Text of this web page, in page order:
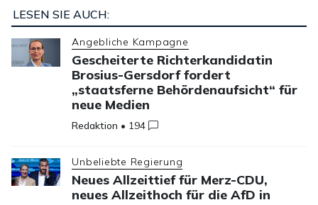
LESEN SIE AUCH:
Angebliche Kampagne
Gescheiterte Richterkandidatin
Brosius-Gersdorf fordert
„staatsferne Behördenaufsicht“ für
neue Medien
Redaktion • 194
Unbeliebte Regierung
Neues Allzeittief für Merz-CDU,
neues Allzeithoch für die AfD in